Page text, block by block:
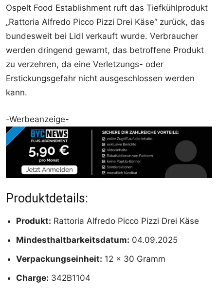
Ospelt Food Establishment ruft das Tiefkühlprodukt
„Rattoria Alfredo Picco Pizzi Drei Käse“ zurück, das
bundesweit bei Lidl verkauft wurde. Verbraucher
werden dringend gewarnt, das betroffene Produkt
zu verzehren, da eine Verletzungs- oder
Erstickungsgefahr nicht ausgeschlossen werden
kann.
-Werbeanzeige-
Produktdetails:
Produkt: Rattoria Alfredo Picco Pizzi Drei Käse
Mindesthaltbarkeitsdatum: 04.09.2025
Verpackungseinheit: 12 x 30 Gramm
Charge: 342B1104